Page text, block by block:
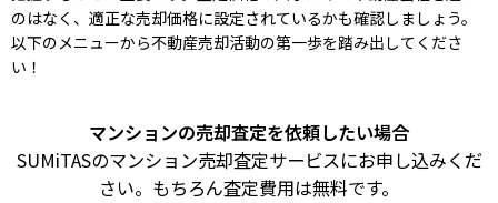
のはなく、適正な売却価格に設定されているかも確認しましょう。
以下のメニューから不動産売却活動の第一歩を踏み出してくださ
い！
マンションの売却査定を依頼したい場合
SUMiTASのマンション売却査定サービスにお申し込みくだ
さい。もちろん査定費用は無料です。